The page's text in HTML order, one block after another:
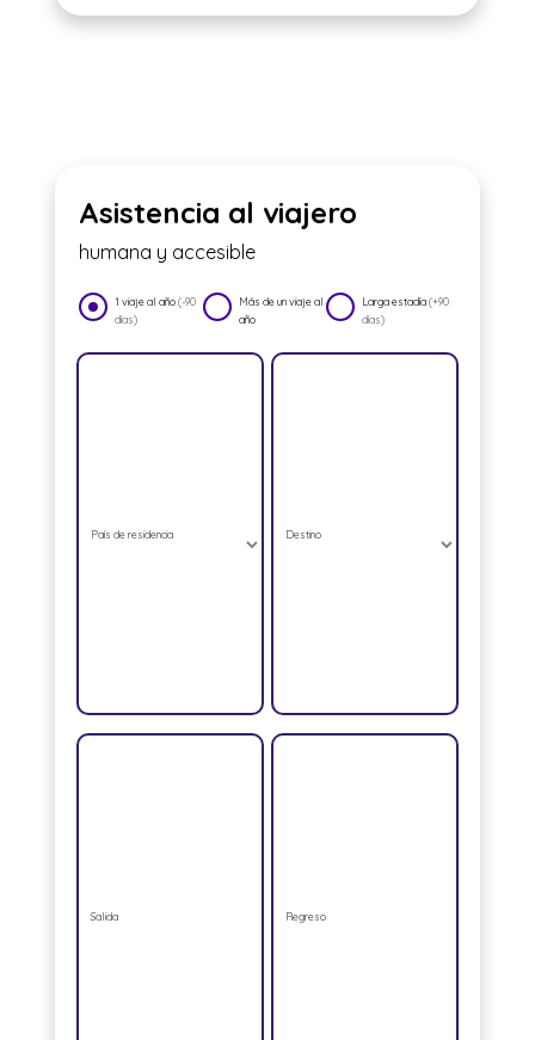
Asistencia al viajero
humana y accesible
1 viaje al año(-90
días)
Más de un viaje al
año
Larga estadía(+90
días)
País de residencia
Salida
Destino
Regreso